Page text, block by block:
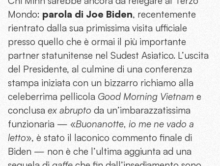
Mondo: parola di Joe Biden, recentemente
rientrato dalla sua primissima visita ufficiale
presso quello che è ormai il più importante
partner statunitense nel Sudest Asiatico. L’uscita
del Presidente, al culmine di una conferenza
stampa iniziata con un bizzarro richiamo alla
celeberrima pellicola Good Morning Vietnam e
conclusa ex abrupto da un’imbarazzatissima
funzionaria — «Buonanotte, io me ne vado a
letto», è stato il laconico commento finale di
Biden — non è che l’ultima aggiunta ad una